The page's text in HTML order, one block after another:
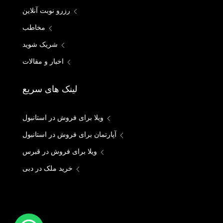
رزرو نوبت آنلاین
مخاطب
شریک شوید
اخبار و مقالات
لینک های سریع
ویلا برای فروش در استانبول
آپارتمان برای فروش در استانبول
ویلا برای فروش در قبرس
خرید ملک در دبی